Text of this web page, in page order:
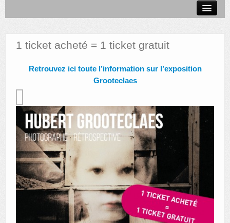
MUSÉE GRÉTRY
MUSÉE DU LUMINAIRE
FONDS PATRIMONIAUX
AUTRES LIEUX
ANIMATIONS DES MUSÉES
PUBLICATIONS
LES APPELS À PROJETS
LE PORTAIL DES COLLECTIONS
1 ticket acheté = 1 ticket gratuit
Retrouvez ici toute l’information sur l’exposition
Grooteclaes